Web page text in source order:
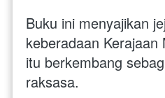
Buku ini menyajikan
keberadaan
itu berkembang
raksasa.